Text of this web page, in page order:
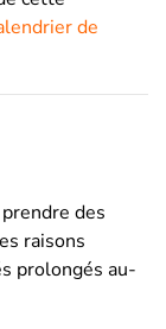
de
des
raisons
prolongés au-